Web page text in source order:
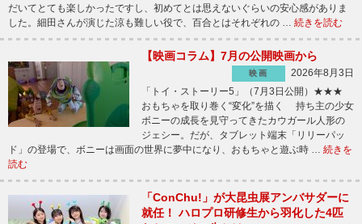
だいてとても楽しかったですし、初めてとは思えないぐらいの安心感がありま
した。細田さんが演じた涼も難しい役で、百合とはそれぞれの … 続きを読む
【映画コラム】7月の公開映画から
映画
2026年8月3日
「トイ・ストーリー5」（7月3日公開）★★★
おもちゃを取り巻く“変化”を描く 持ち主の少女
ボニーの成長を見守ってきたカウガール人形の
ジェシー。だが、タブレット端末「リリーパッ
ド」の登場で、ボニーは画面の世界に夢中になり、おもちゃと遊ぶ時 … 続きを
読む
「ConChu!」が大昆虫展アンバサダーに
就任！ ハロプロ研修生から羽化した4匹